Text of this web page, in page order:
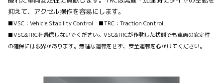
抑えて、アクセル操作を容易にします。
■VSC：Vehicle Stability Control ■TRC：Traction Control
■VSC&TRCを過信しないでください。VSC&TRCが作動した状態でも車両の安定性
の確保には限界があります。無理な運転をせず、安全運転を心がけてください。